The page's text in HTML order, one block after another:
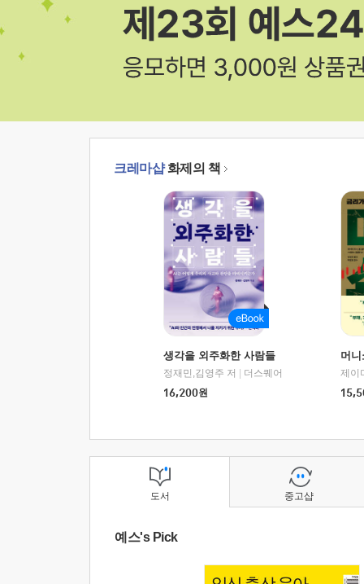
크레마샵화제의 책
생각을 외주화한 사람들
정재민,김영주 저
더스퀘어
16,200원
머
도서
예스's Pick
중고샵